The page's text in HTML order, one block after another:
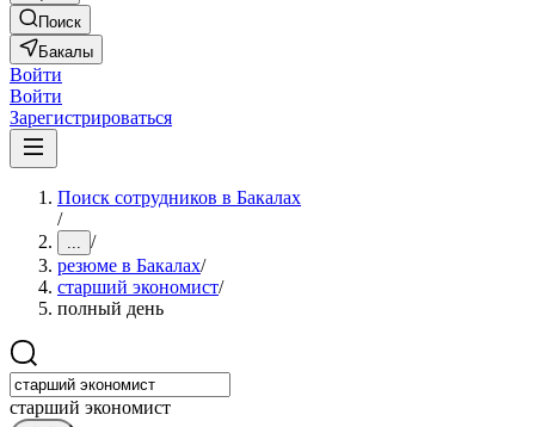
Поиск
Бакалы
Войти
Войти
Зарегистрироваться
Поиск сотрудников в Бакалах
/
... /
резюме в Бакалах/
старший экономист/
полный день
старший экономист